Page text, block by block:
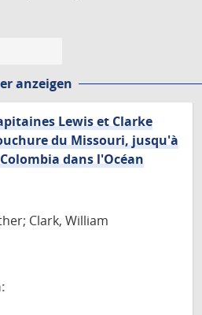
anzeigen
Lewis et Clarke
du Missouri, jusqu'à
dans l'Océan
Clark, William